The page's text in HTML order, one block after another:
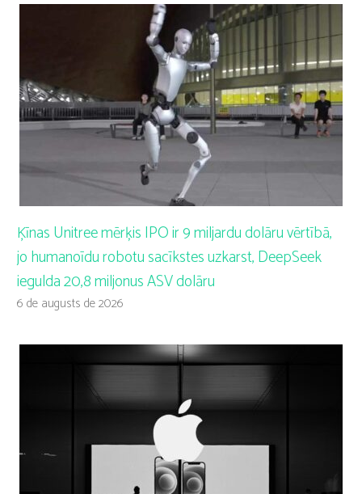
Ķīnas Unitree mērķis IPO ir 9 miljardu dolāru vērtībā,
jo humanoīdu robotu sacīkstes uzkarst, DeepSeek
iegulda 20,8 miljonus ASV dolāru
6 de augusts de 2026